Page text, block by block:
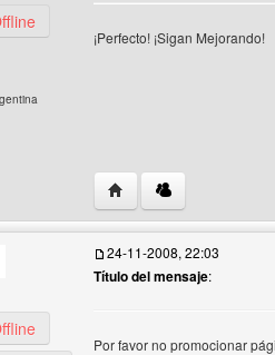
Ver perfil del usuario
¡Perfecto! ¡Sigan Mejorando!
Visitar sitio web del
perfil del usuario
24-11-2008, 22:03
Título del mensaje:
Por favor no promocionar